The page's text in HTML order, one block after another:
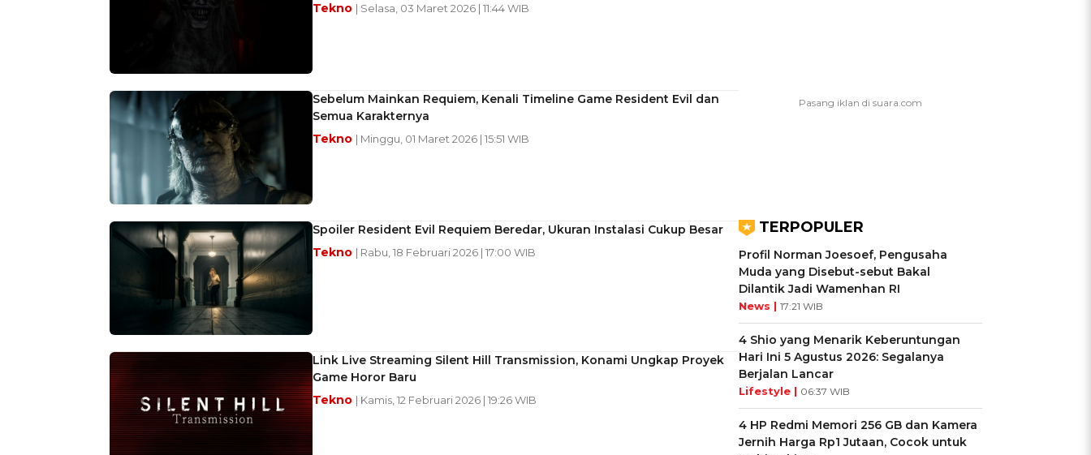
Tekno | Selasa, 03 Maret 2026 | 11:44 WIB
Sebelum Mainkan Requiem, Kenali Timeline Game Resident Evil dan
Semua Karakternya
Tekno | Minggu, 01 Maret 2026 | 15:51 WIB
Spoiler Resident Evil Requiem Beredar, Ukuran Instalasi Cukup Besar
Tekno | Rabu, 18 Februari 2026 | 17:00 WIB
Link Live Streaming Silent Hill Transmission, Konami Ungkap Proyek
Game Horor Baru
Tekno | Kamis, 12 Februari 2026 | 19:26 WIB
TERPOPULER
Profil Norman Joesoef, Pengusaha
Muda yang Disebut-sebut Bakal
Dilantik Jadi Wamenhan RI
News | 17:21 WIB
4 Shio yang Menarik Keberuntungan
Hari Ini 5 Agustus 2026: Segalanya
Berjalan Lancar
Lifestyle | 06:37 WIB
4 HP Redmi Memori 256 GB dan Kamera
Jernih Harga Rp1 Jutaan, Cocok untuk